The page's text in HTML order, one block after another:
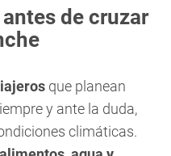
de cruzar
que planean
y ante la duda,
climáticas.